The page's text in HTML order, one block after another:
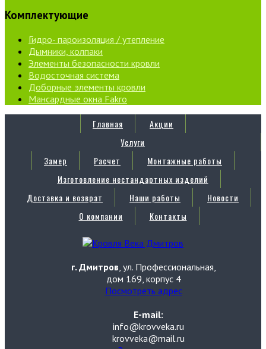
Комплектующие
Гидро- пароизоляция / утепление
Дымники, колпаки
Элементы безопасности кровли
Водосточная система
Доборные элементы кровли
Мансардные окна Fakro
Главная
Акции
Услуги
Замер
Расчет
Монтажные работы
Изготовление нестандартных изделий
Доставка и возврат
Наши работы
Новости
О компании
Контакты
г. Дмитров , ул. Профессиональная,
дом 169, корпус 4
Посмотреть адрес
E-mail:
info@krovveka.ru
krovveka@mail.ru